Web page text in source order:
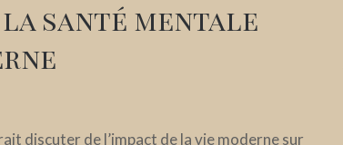
la santé mentale
discuter de l’impact de la vie moderne sur